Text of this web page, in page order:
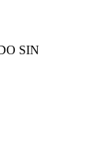
SIN